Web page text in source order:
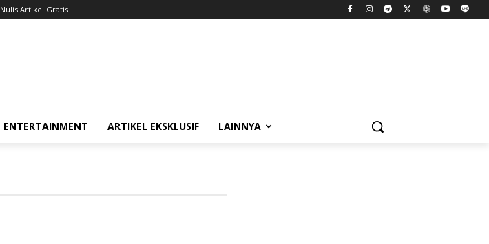
Nulis Artikel Gratis
ENTERTAINMENT ARTIKEL EKSKLUSIF LAINNYA